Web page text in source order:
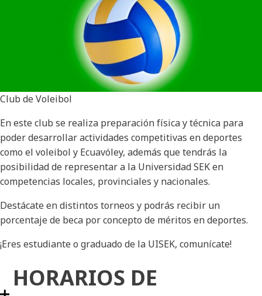
Club de Voleibol
En este club se realiza preparación física y técnica para
poder desarrollar actividades competitivas en deportes
como el voleibol y Ecuavóley, además que tendrás la
posibilidad de representar a la Universidad SEK en
competencias locales, provinciales y nacionales.
Destácate en distintos torneos y podrás recibir un
porcentaje de beca por concepto de méritos en deportes.
¡Eres estudiante o graduado de la UISEK, comunícate!
HORARIOS DE